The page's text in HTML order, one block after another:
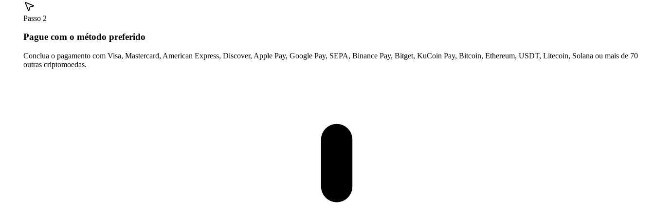
Passo 2
Pague com o método preferido
Conclua o pagamento com Visa, Mastercard, American Express, Discover, Apple Pay, Google Pay, SEPA, Binance Pay, Bitget, KuCoin Pay, Bitcoin, Ethereum, USDT, Litecoin, Solana ou mais de 70
outras criptomoedas.